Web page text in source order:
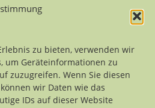
zu bieten, verwenden wir
um Geräteinformationen zu
zuzugreifen. Wenn Sie diesen
wir Daten wie das
IDs auf dieser Website